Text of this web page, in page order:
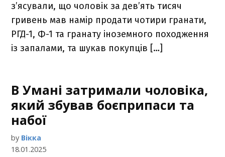
з’ясували, що чоловік за дев’ять тисяч
гривень мав намір продати чотири гранати,
РГД-1, Ф-1 та гранату іноземного походження
із запалами, та шукав покупців […]
В Умані затримали чоловіка,
який збував боєприпаси та
набої
by Вікка
18.01.2025